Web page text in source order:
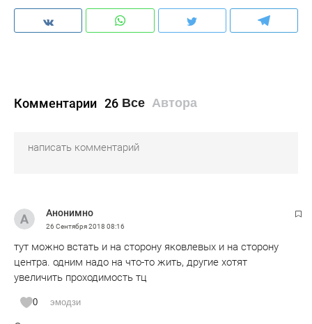
Комментарии 26 Все Автора
Анонимно
26 Сентября 2018 08:16
тут можно встать и на сторону яковлевых и на сторону
центра. одним надо на что-то жить, другие хотят
увеличить проходимость тц
0 эмодзи